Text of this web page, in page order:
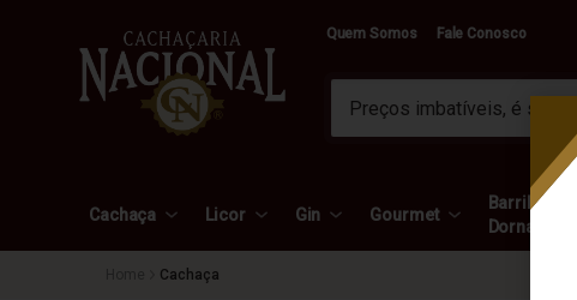
Quem Somos Fale Conosco
Cachaça Licor Gin Gourmet
Barril e
Dorna
Cachaça